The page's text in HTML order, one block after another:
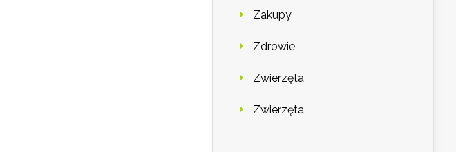
Zakupy
Zdrowie
Zwierzęta
Zwierzęta